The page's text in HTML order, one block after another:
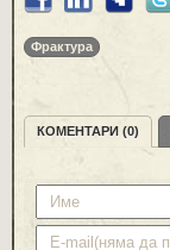
Фрактура
КОМЕНТАРИ (0)